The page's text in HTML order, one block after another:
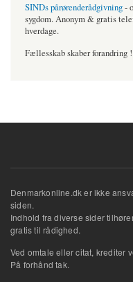
SINDs pårørenderådgivning-
sygdom. Anonym & gratis
hverdage.
Fællesskab skaber forandring !
Denmarkonline.dk er ikke
siden.
Indhold fra diverse sider
gratis til rådighed.
Ved omtale eller citat, krediter
På forhånd tak.